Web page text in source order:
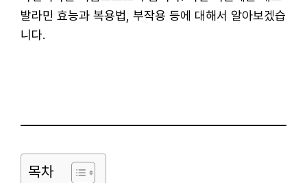
발라민 효능과 복용법, 부작용 등에 대해서 알아보겠습
니다.
목차